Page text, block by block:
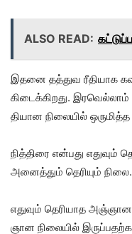
ALSO READ:
இதனை தத்துவ ரீதியாக
கிடைக்கிறது. இரவெல்லாம்
தியான நிலையில்
நித்திரை என்பது எதுவும்
அனைத்தும் தெரியும் நிலை.
எதுவும் தெரியாத
ஞான நிலையில்